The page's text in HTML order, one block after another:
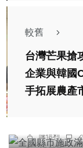
較舊
台灣芒果搶
企業與韓國
手拓展農產
綜合新聞
陳信利